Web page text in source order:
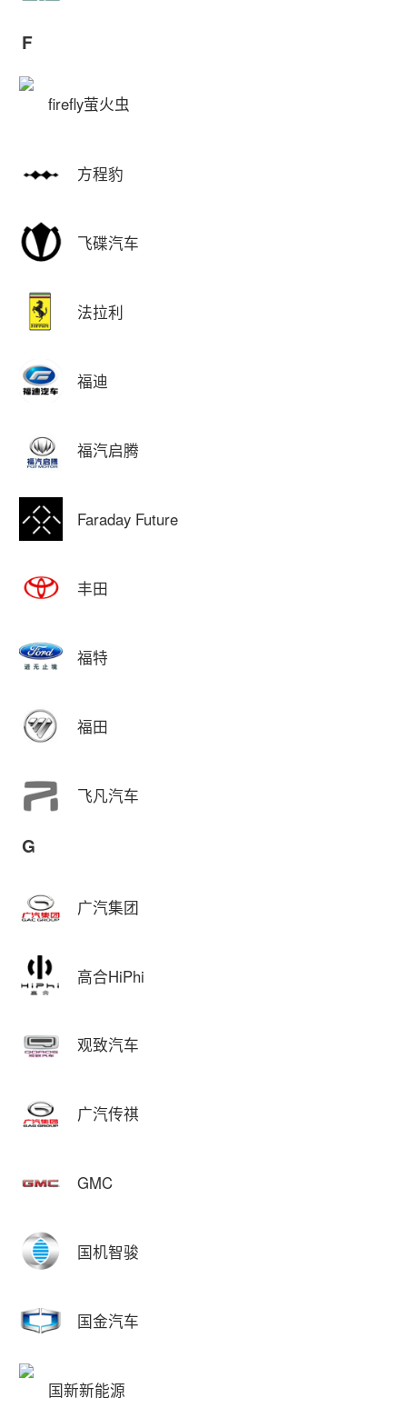
F
firefly萤火虫
方程豹
飞碟汽车
法拉利
福迪
福汽启腾
Faraday Future
丰田
福特
福田
飞凡汽车
G
广汽集团
高合HiPhi
观致汽车
广汽传祺
GMC
国机智骏
国金汽车
国新新能源